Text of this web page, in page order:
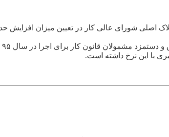
با این نرخ داشته است.